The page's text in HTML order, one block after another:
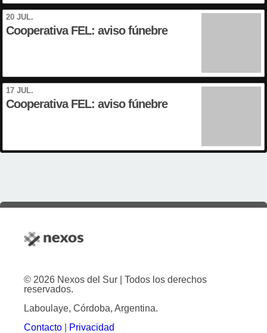
20 JUL.
Cooperativa FEL: aviso fúnebre
17 JUL.
Cooperativa FEL: aviso fúnebre
© 2026 Nexos del Sur | Todos los derechos
reservados.
Laboulaye, Córdoba, Argentina.
Contacto
Privacidad